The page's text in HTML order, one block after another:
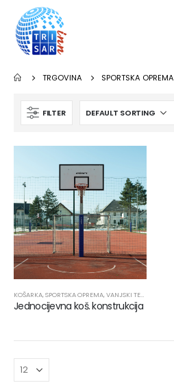
TRGOVINA SPORTSKA OPREMA
FILTER
KOŠARKA,SPORTSKA OPREMA,VANJSKI TERENI
Jednocijevna koš. konstrukcija